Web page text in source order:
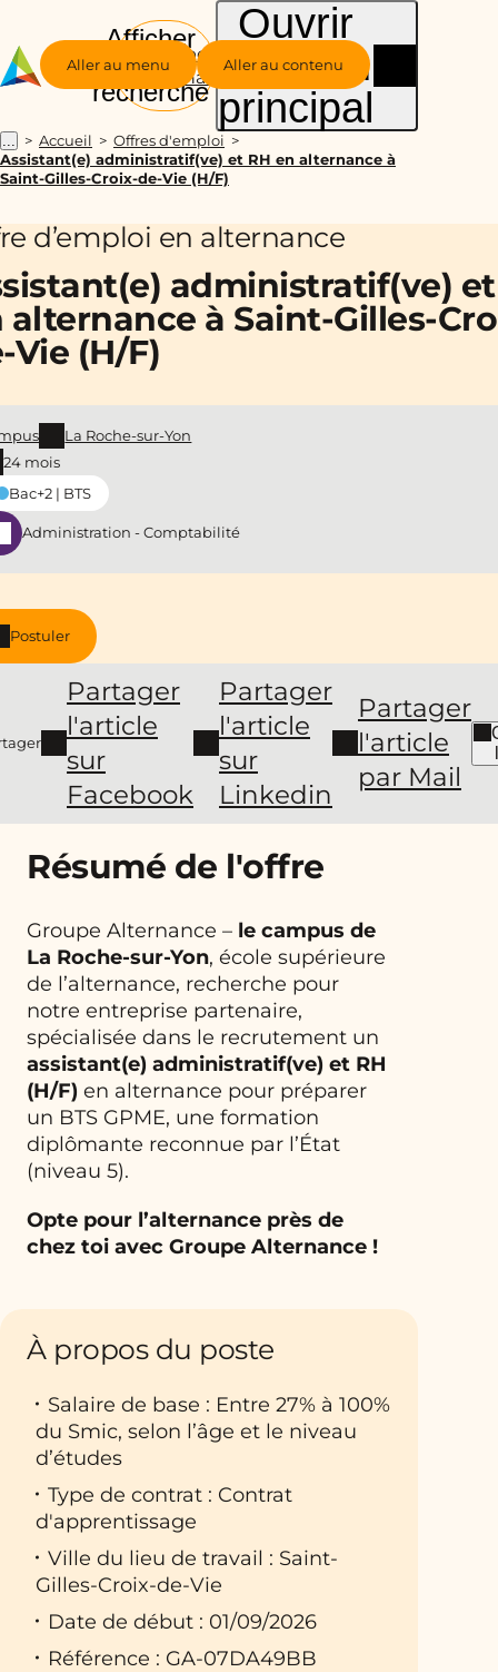
Aller au menu Aller au contenu
Groupe
Alternance
Afficher
la
recherche
Ouvrir
le menu
principal
... Accueil
Offres d'emploi
Assistant(e) administratif(ve) et RH en alternance à
Saint-Gilles-Croix-de-Vie (H/F)
d’emploi en alternance
administratif(ve) et
alternance à Saint-Gilles-
Vie (H/F)
Postuler
Partager
l'article
sur
Facebook
Partager
l'article
sur
Linkedin
Partager
l'article
par Mail
La Roche-sur-Yon
24 mois
Bac+2 | BTS
Administration - Comptabilité
Résumé de l'offre
Groupe Alternance – le campus de
La Roche-sur-Yon, école supérieure
de l’alternance, recherche pour
notre entreprise partenaire,
spécialisée dans le recrutement un
assistant(e) administratif(ve) et RH
(H/F) en alternance pour préparer
un BTS GPME, une formation
diplômante reconnue par l’État
(niveau 5).
Opte pour l’alternance près de
chez toi avec Groupe Alternance !
À propos du poste
Salaire de base : Entre 27% à 100%
du Smic, selon l’âge et le niveau
d’études
Type de contrat : Contrat
d'apprentissage
Ville du lieu de travail : Saint-
Gilles-Croix-de-Vie
Date de début : 01/09/2026
Référence : GA-07DA49BB